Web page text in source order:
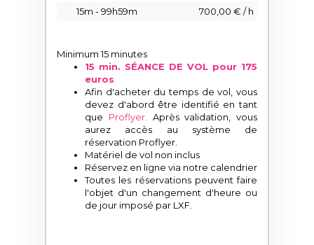
15m - 99h59m
700,00 € / h
Minimum 15 minutes
15 min. SÉANCE DE VOL pour 175
euros
Afin d'acheter du temps de vol, vous
devez d'abord être identifié en tant
que Proflyer. Après validation, vous
aurez accès au système de
réservation Proflyer.
Matériel de vol non inclus
Réservez en ligne via notre calendrier
Toutes les réservations peuvent faire
l'objet d'un changement d'heure ou
de jour imposé par LXF.